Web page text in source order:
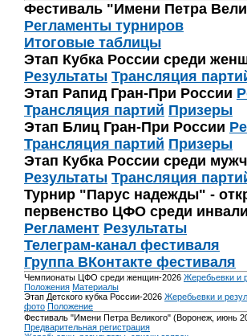
Фестиваль "Имени Петра
Регламенты турниров
Итоговые таблицы
Этап Кубка России среди
Результаты Трансляция
Этап Рапид Гран-При России
Трансляция партий Призеры
Этап Блиц Гран-При России
Трансляция партий Призеры
Этап Кубка России среди
Результаты Трансляция
Турнир "Парус надежды" -
первенство ЦФО среди
Регламент Результаты
Телеграм-канал фестиваля
Группа ВКонтакте фестиваля
Чемпионаты ЦФО среди женщин-2026 Жеребьевки и
Положения Материалы
Этап Детского кубка России-2026 Жеребьевки и
фото Положение
Фестиваль "Имени Петра Великого" (Воронеж, июнь
Предварительная регистрация